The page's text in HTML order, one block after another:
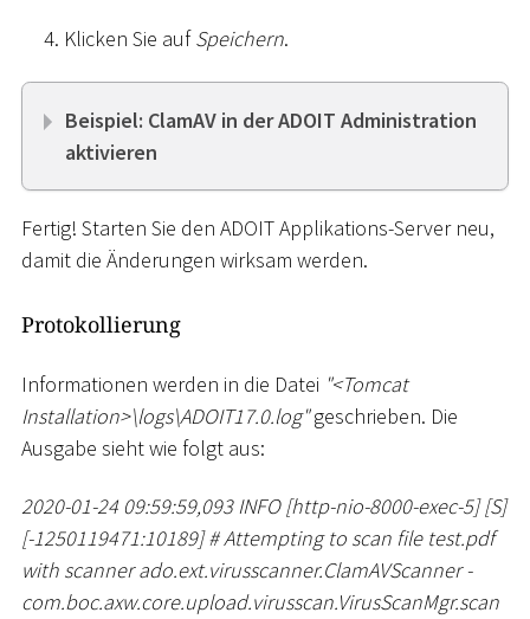
Klicken Sie aufSpeichern.
Beispiel: ClamAV in der ADOIT Administration
aktivieren
Fertig! Starten Sie den ADOIT Applikations-Server neu,
damit die Änderungen wirksam werden.
Protokollierung
Informationen werden in die Datei "<Tomcat
Installation>\logs\ADOIT17.0.log"geschrieben. Die
Ausgabe sieht wie folgt aus:
2020-01-24 09:59:59,093 INFO[http-nio-8000-exec-5] [S]
[-1250119471:10189] #Attempting to scan file test.pdf
with scanner ado.ext.virusscanner.ClamAVScanner -
com.boc.axw.core.upload.virusscan.VirusScanMgr.scan